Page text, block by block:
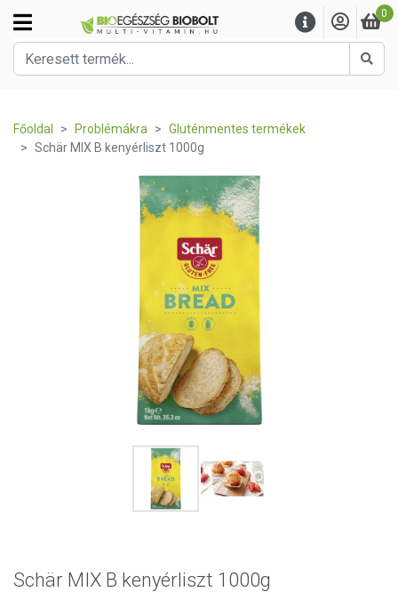
0
Főoldal Problémákra
Gluténmentes termékek
Schär MIX B kenyérliszt 1000g
Schär MIX B kenyérliszt 1000g